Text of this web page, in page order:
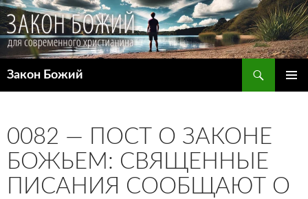
Закон Божий
0082 — ПОСТ О ЗАКОНЕ
БОЖЬЕМ: СВЯЩЕННЫЕ
ПИСАНИЯ СООБЩАЮТ О